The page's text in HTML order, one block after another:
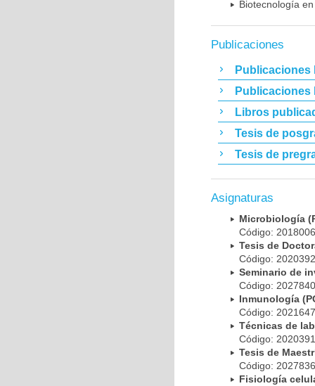
Biotecnología
Publicaciones
Publicaciones
Publicaciones
Libros
Tesis de
Tesis de
Asignaturas
Microbiología
Código:
Tesis de
Código:
Seminario de
Código:
Inmunología
Código:
Técnicas de
Código:
Tesis de
Código:
Fisiología